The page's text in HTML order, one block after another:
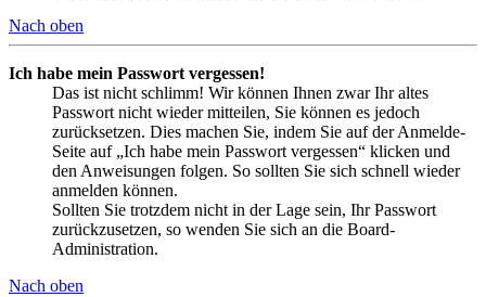
Nach oben
Ich habe mein Passwort vergessen!
Das ist nicht schlimm! Wir können Ihnen zwar Ihr altes
Passwort nicht wieder mitteilen, Sie können es jedoch
zurücksetzen. Dies machen Sie, indem Sie auf der Anmelde-
Seite auf „Ich habe mein Passwort vergessen“ klicken und
den Anweisungen folgen. So sollten Sie sich schnell wieder
anmelden können.
Sollten Sie trotzdem nicht in der Lage sein, Ihr Passwort
zurückzusetzen, so wenden Sie sich an die Board-
Administration.
Nach oben